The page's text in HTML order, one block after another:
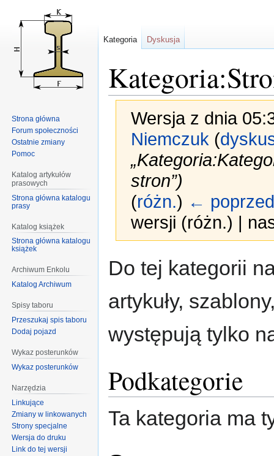
Wersja z dnia
Niemczuk (
stron”)
(różn.) ←
wersji (różn.) |
do
do
Do tej kategorii
artykuły,
występują tylko
Podkategorie
Ta kategoria ma
Kategoria Dyskusja
Strona główna
Forum społeczności
Ostatnie zmiany
Pomoc
Katalog artykułów
prasowych
Strona główna katalogu
prasy
Katalog książek
Strona główna katalogu
książek
Archiwum Enkolu
Katalog Archiwum
Spisy taboru
Przeszukaj spis taboru
Dodaj pojazd
Wykaz posterunków
Wykaz posterunków
Narzędzia
Linkujące
Zmiany w linkowanych
Strony specjalne
Wersja do druku
Link do tej wersji